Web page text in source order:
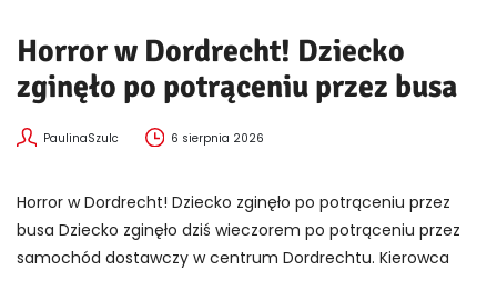
Horror w Dordrecht! Dziecko
zginęło po potrąceniu przez busa
PaulinaSzulc 6 sierpnia 2026
Horror w Dordrecht! Dziecko zginęło po potrąceniu przez
busa Dziecko zginęło dziś wieczorem po potrąceniu przez
samochód dostawczy w centrum Dordrechtu. Kierowca